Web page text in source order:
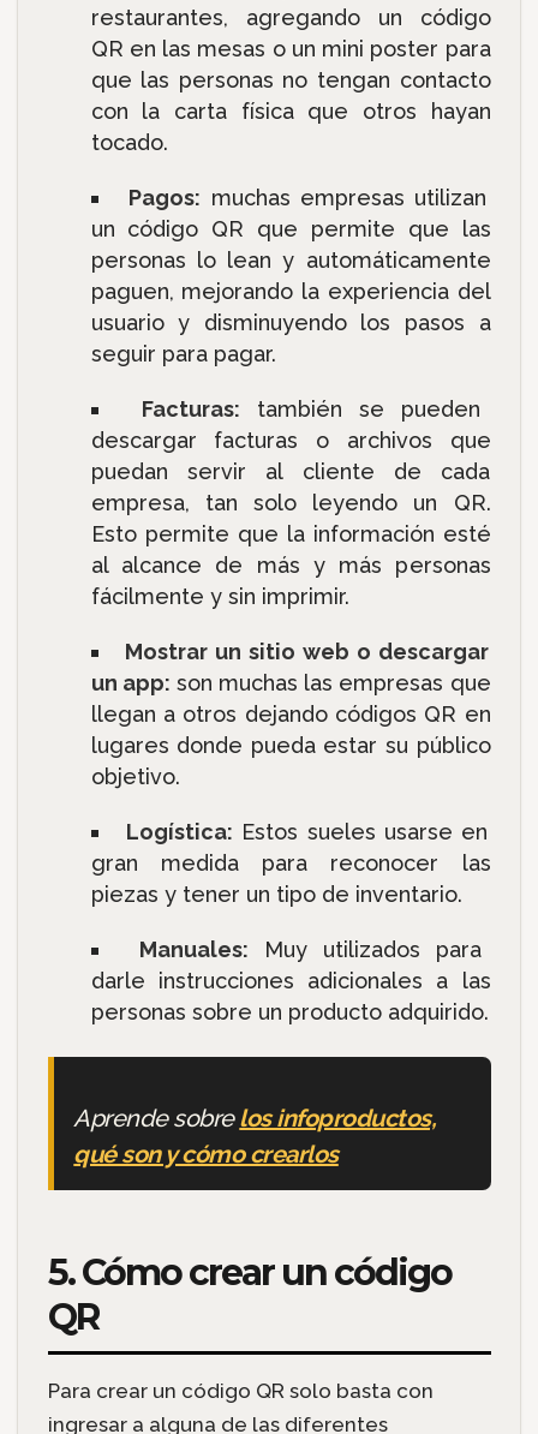
restaurantes, agregando un código
QR en las mesas o un mini poster para
que las personas no tengan contacto
con la carta física que otros hayan
tocado.
Pagos: muchas empresas utilizan
un código QR que permite que las
personas lo lean y automáticamente
paguen, mejorando la experiencia del
usuario y disminuyendo los pasos a
seguir para pagar.
Facturas: también se pueden
descargar facturas o archivos que
puedan servir al cliente de cada
empresa, tan solo leyendo un QR.
Esto permite que la información esté
al alcance de más y más personas
fácilmente y sin imprimir.
Mostrar un sitio web o descargar
un app: son muchas las empresas que
llegan a otros dejando códigos QR en
lugares donde pueda estar su público
objetivo.
Logística: Estos sueles usarse en
gran medida para reconocer las
piezas y tener un tipo de inventario.
Manuales: Muy utilizados para
darle instrucciones adicionales a las
personas sobre un producto adquirido.
Aprende sobrelos infoproductos,
qué son y cómo crearlos
5. Cómo crear un código
QR
Para crear un código QR solo basta con
ingresar a alguna de las diferentes